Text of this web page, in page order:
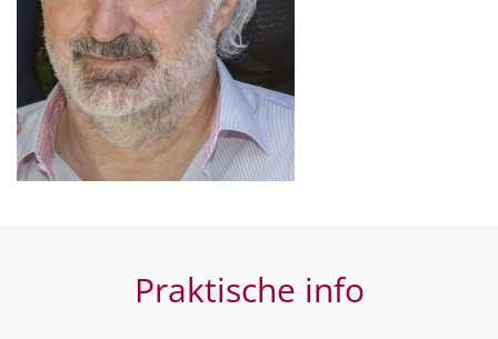
Praktische info